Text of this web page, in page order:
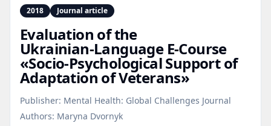
2018 Journal article
Evaluation of the
Ukrainian‑Language E‑Course
«Socio‑Psychological Support of
Adaptation of Veterans»
Publisher: Mental Health: Global Challenges Journal
Authors: Maryna Dvornyk